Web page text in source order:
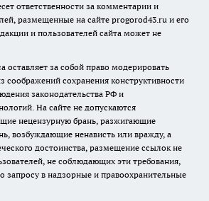
ответственности за комментарии и
размещенные на сайте progorod43.ru и его
и пользователей сайта может не
оставляет за собой право модерировать
соображений сохранения конструктивности
законодательства РФ и
На сайте не допускаются
нецензурную брань, разжигающие
возбуждающие ненависть или вражду, а
достоинства, размещение ссылок не
не соблюдающих эти требования,
запросу в надзорные и правоохранительные